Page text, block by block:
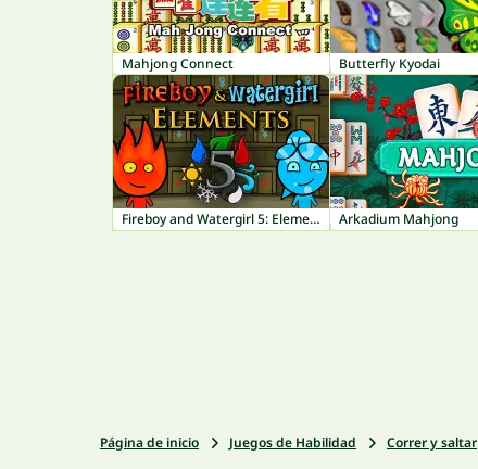
Mahjong Connect Butterfly Kyodai
Fireboy and Watergirl 5: Elements Arkadium Mahjong
Página de inicio Juegos de Habilidad Correr y saltar